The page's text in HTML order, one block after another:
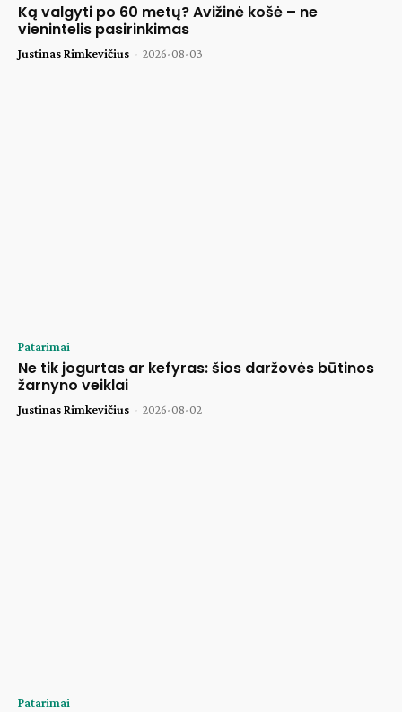
Ką valgyti po 60 metų? Avižinė košė – ne
vienintelis pasirinkimas
Justinas Rimkevičius - 2026-08-03
Patarimai
Ne tik jogurtas ar kefyras: šios daržovės būtinos
žarnyno veiklai
Justinas Rimkevičius - 2026-08-02
Patarimai